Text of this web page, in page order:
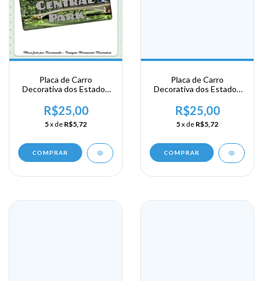
Placa de Carro
Decorativa dos Estados
New York - Central Park
R$25,00
5x de R$5,72
COMPRAR
Placa de Carro
Decorativa dos Estados
New York - Estatua da
Liberdade
R$25,00
5x de R$5,72
COMPRAR